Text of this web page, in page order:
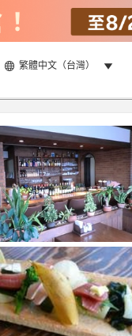
繁體中文（台灣）